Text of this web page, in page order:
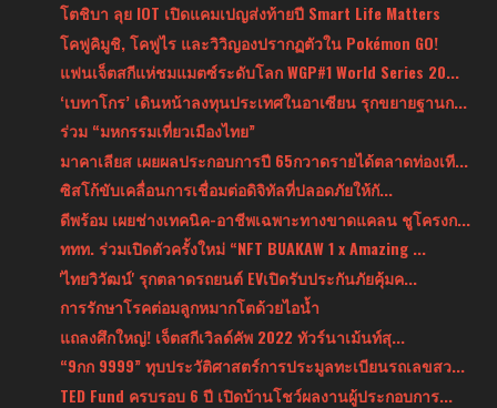
โตชิบา ลุย IOT เปิดแคมเปญส่งท้ายปี Smart Life Matters
โคฟูคิมูชิ, โคฟูไร และวิวิญองปรากฏตัวใน Pokémon GO!
แฟนเจ็ตสกีแห่ชมแมตซ์ระดับโลก WGP#1 World Series 20...
‘เบทาโกร’ เดินหน้าลงทุนประเทศในอาเซียน รุกขยายฐานก...
ร่วม “มหกรรมเที่ยวเมืองไทย”
มาคาเลียส เผยผลประกอบการปี 65กวาดรายได้ตลาดท่องเที...
ซิสโก้ขับเคลื่อนการเชื่อมต่อดิจิทัลที่ปลอดภัยให้กั...
ดีพร้อม เผยช่างเทคนิค-อาชีพเฉพาะทางขาดแคลน ชูโครงก...
ททท. ร่วมเปิดตัวครั้งใหม่ “NFT BUAKAW 1 x Amazing ...
'ไทยวิวัฒน์' รุกตลาดรถยนต์ EVเปิดรับประกันภัยคุ้มค...
การรักษาโรคต่อมลูกหมากโตด้วยไอน้ำ
แถลงศึกใหญ่! เจ็ตสกีเวิลด์คัพ 2022 ทัวร์นาเม้นท์สุ...
“9กก 9999” ทุบประวัติศาสตร์การประมูลทะเบียนรถเลขสว...
TED Fund ครบรอบ 6 ปี เปิดบ้านโชว์ผลงานผู้ประกอบการ...